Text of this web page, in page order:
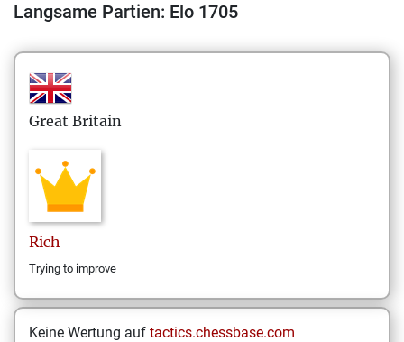
Langsame Partien: Elo 1705
Great Britain
Rich
Trying to improve
Keine Wertung auf tactics.chessbase.com